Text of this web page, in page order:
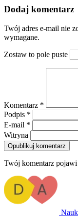
Dodaj komentarz
Twój adres e-mail nie
wymagane.
Zostaw to pole puste
Komentarz *
Podpis *
E-mail *
Witryna
Opublikuj komentarz
Twój komentarz